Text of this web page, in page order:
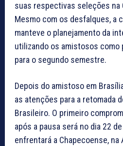
suas respectivas seleções na
Mesmo com os desfalques, a
manteve o planejamento da
utilizando os amistosos como
para o segundo semestre.
Depois do amistoso em
as atenções para a retomada
Brasileiro. O primeiro
após a pausa será no dia 22
enfrentará a Chapecoense, na